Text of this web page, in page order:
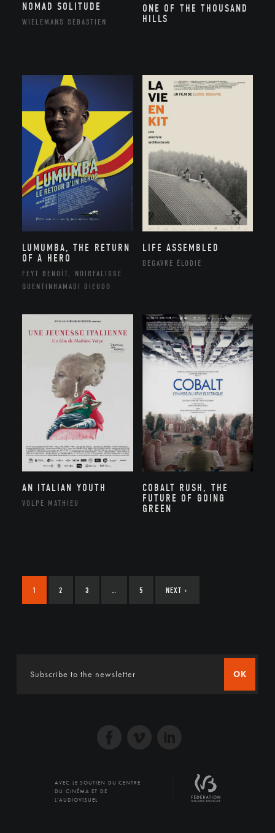
NOMAD SOLITUDE
WIELEMANS SÉBASTIEN
ONE OF THE THOUSAND
HILLS
LUMUMBA, THE RETURN
OF A HERO
FEYT BENOÎT, NOIRFALISSE
QUENTINHAMADI DIEUDO
LIFE ASSEMBLED
DEGAVRE ÉLODIE
AN ITALIAN YOUTH
VOLPE MATHIEU
COBALT RUSH, THE
FUTURE OF GOING
GREEN
1 2 3 5 NEXT ›
OK
AVEC LE SOUTIEN DU CENTRE
DU CINÉMA ET DE
L'AUDIOVISUEL